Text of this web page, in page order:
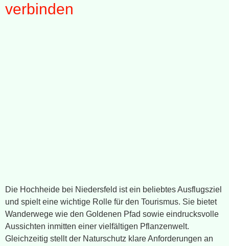
verbinden
Die Hochheide bei Niedersfeld ist ein beliebtes Ausflugsziel
und spielt eine wichtige Rolle für den Tourismus. Sie bietet
Wanderwege wie den Goldenen Pfad sowie eindrucksvolle
Aussichten inmitten einer vielfältigen Pflanzenwelt.
Gleichzeitig stellt der Naturschutz klare Anforderungen an